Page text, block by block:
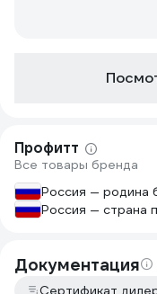
Профитт
Все товары бренда
Россия — родина
Россия — страна
Документация
Сертификат